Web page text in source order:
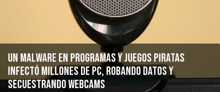
Un malware en programas y juegos piratas
infectó millones de PC, robando datos y
secuestrando webcams